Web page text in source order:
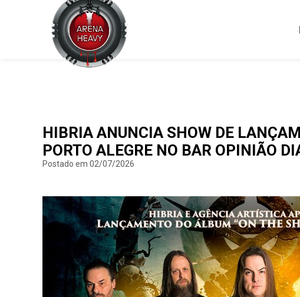
HIBRIA ANUNCIA SHOW DE
PORTO ALEGRE NO BAR OPINIÃO
Postado em 02/07/2026